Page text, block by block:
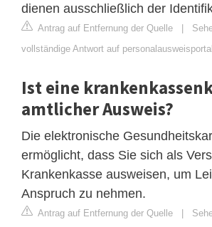
dienen ausschließlich der
Antrag auf Entfernung der Quelle |
vollständige Antwort auf
Ist eine
amtlicher Ausweis?
Die elektronische
ermöglicht, dass Sie sich als
Krankenkasse ausweisen, um
Anspruch zu nehmen.
Antrag auf Entfernung der Quelle |